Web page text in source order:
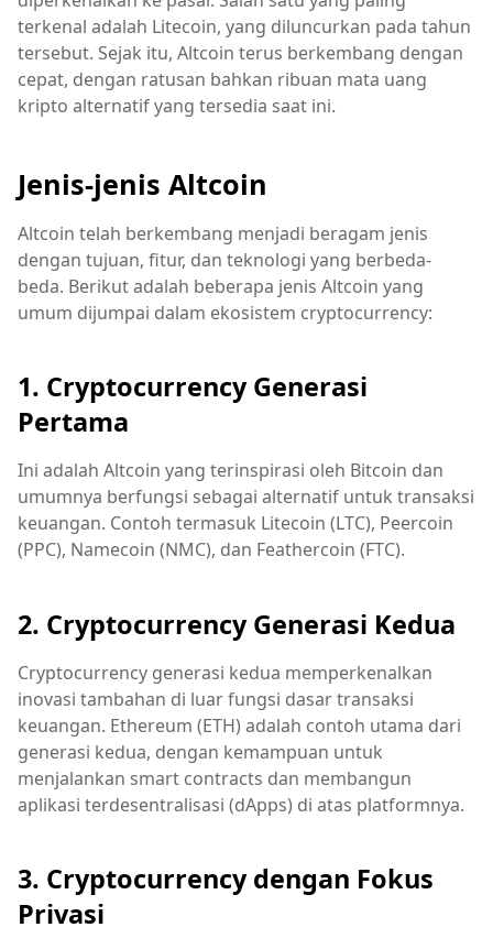
terkenal adalah Litecoin, yang diluncurkan pada tahun
tersebut. Sejak itu, Altcoin terus berkembang dengan
cepat, dengan ratusan bahkan ribuan mata uang
kripto alternatif yang tersedia saat ini.
Jenis-jenis Altcoin
Altcoin telah berkembang menjadi beragam jenis
dengan tujuan, fitur, dan teknologi yang berbeda-
beda. Berikut adalah beberapa jenis Altcoin yang
umum dijumpai dalam ekosistem cryptocurrency:
1. Cryptocurrency Generasi
Pertama
Ini adalah Altcoin yang terinspirasi oleh Bitcoin dan
umumnya berfungsi sebagai alternatif untuk transaksi
keuangan. Contoh termasuk Litecoin (LTC), Peercoin
(PPC), Namecoin (NMC), dan Feathercoin (FTC).
2. Cryptocurrency Generasi Kedua
Cryptocurrency generasi kedua memperkenalkan
inovasi tambahan di luar fungsi dasar transaksi
keuangan. Ethereum (ETH) adalah contoh utama dari
generasi kedua, dengan kemampuan untuk
menjalankan smart contracts dan membangun
aplikasi terdesentralisasi (dApps) di atas platformnya.
3. Cryptocurrency dengan Fokus
Privasi